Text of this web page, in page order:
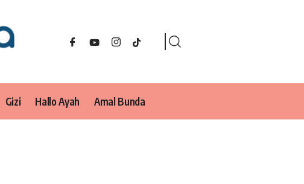
Gizi Hallo Ayah Amal Bunda